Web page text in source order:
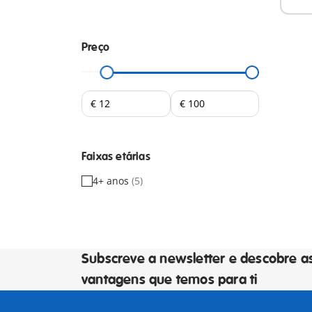
Preço
Faixas etárias
4+ anos (5)
Subscreve a newsletter e descobre
vantagens que temos para ti